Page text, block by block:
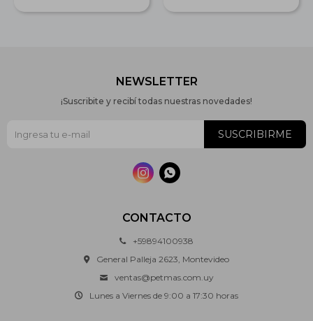
CONTACTO
+59894100938
General Palleja 2623, Montevideo
ventas@petmas.com.uy
Lunes a Viernes de 9:00 a 17:30 horas
NEWSLETTER
¡Suscribite y recibí todas nuestras novedades!
SUSCRIBIRME
 